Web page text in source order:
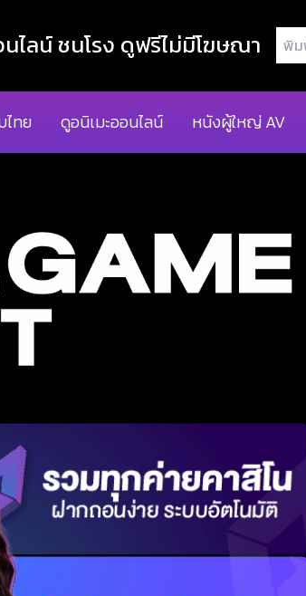
ไลน์ ชนโรง ดูฟรีไม่มีโฆษณา
พิมพ์
ชื่อ
ย์...
ไทย ดูอนิเมะออนไลน์ หนังผู้ใหญ่ AV